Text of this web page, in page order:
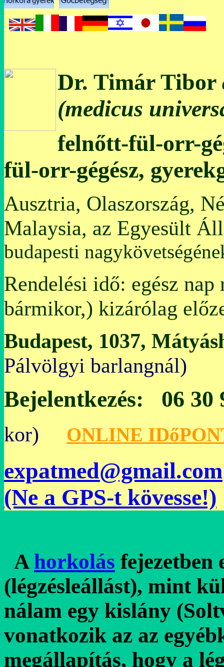
Dr. Timár Tibor
(medicus
felnőtt-fül-orr-
fül-orr-gégész,
Ausztria, Olaszország,
Malaysia, az Egyesült
budapesti
Rendelési idő: egész nap
bármikor,) kizárólag
Budapest, 1037,
Pálvölgyi
Bejelentkezés: 06 30
kor) ONLINE
expatmed@gmail.com
(Ne a GPS-t kövesse!)
A horkolás fejezetben
(légzésleállást), mint
nálam egy kislány
vonatkozik az az
megállapítás, hogy a